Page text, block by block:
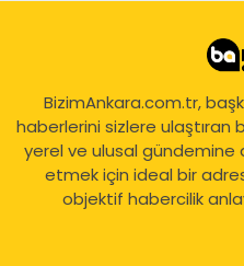
BizimAnkara.com.tr,
haberlerini sizlere ulaştıran
yerel ve ulusal gündemine
etmek için ideal bir
objektif habercilik